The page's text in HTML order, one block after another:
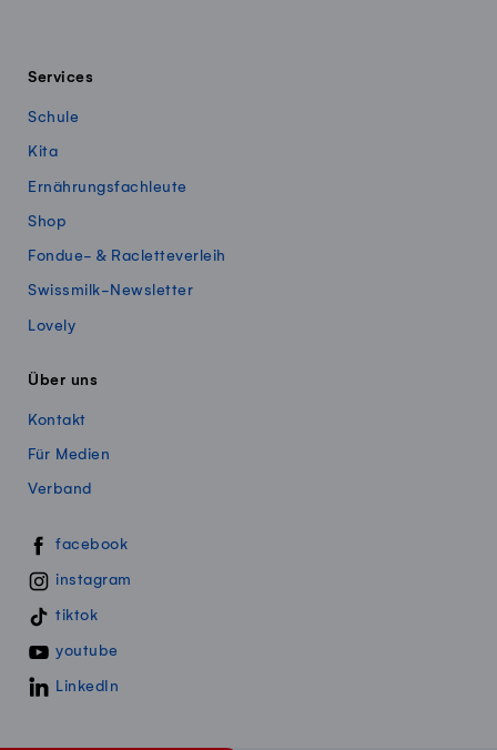
Services
Schule
Kita
Ernährungsfachleute
Shop
Fondue- & Racletteverleih
Swissmilk-Newsletter
Lovely
Über uns
Kontakt
Für Medien
Verband
Swissmillk auf Social Media
facebook
instagram
tiktok
youtube
LinkedIn